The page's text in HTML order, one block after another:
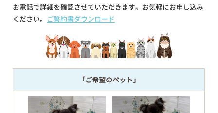
お電話で詳細を確認させていただきます。お気軽にお申し込み
ください。 ご誓約書ダウンロード
「ご希望のペット」